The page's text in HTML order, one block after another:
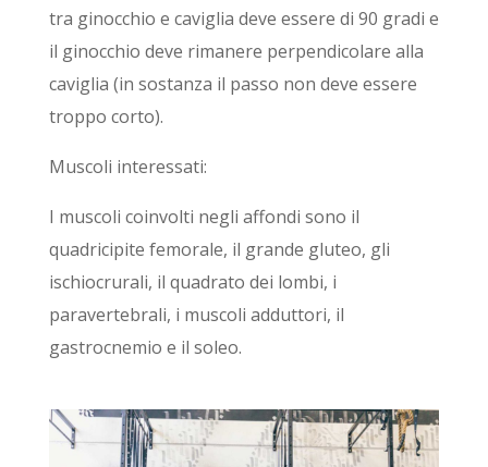
tra ginocchio e caviglia deve essere di 90 gradi e
il ginocchio deve rimanere perpendicolare alla
caviglia (in sostanza il passo non deve essere
troppo corto).
Muscoli interessati:
I muscoli coinvolti negli affondi sono il
quadricipite femorale, il grande gluteo, gli
ischiocrurali, il quadrato dei lombi, i
paravertebrali, i muscoli adduttori, il
gastrocnemio e il soleo.